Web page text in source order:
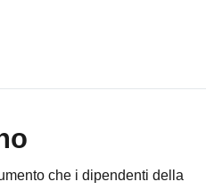
che i dipendenti della